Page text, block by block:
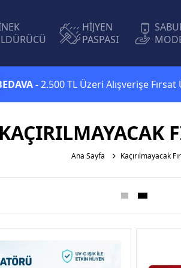
HİJYEN
PASPASI
2.500 TL Üzeri Alışverişe Fırsat
KAÇIRILMAYACAK
Ana Sayfa Kaçırılmayacak